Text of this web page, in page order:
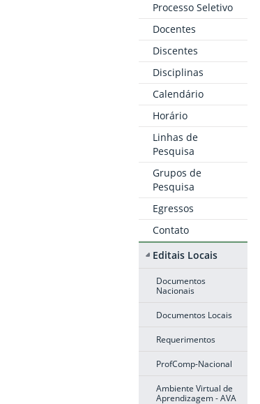
Processo Seletivo
Docentes
Discentes
Disciplinas
Calendário
Horário
Linhas de
Pesquisa
Grupos de
Pesquisa
Egressos
Contato
Editais Locais
Documentos
Nacionais
Documentos Locais
Requerimentos
ProfComp-Nacional
Ambiente Virtual de
Aprendizagem - AVA